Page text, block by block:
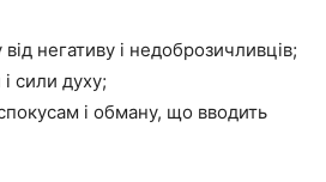
негативу і недоброзичливців;
сили духу;
і обману, що вводить